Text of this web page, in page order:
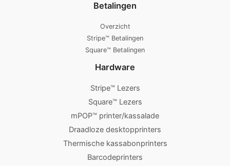
Betalingen
Overzicht
Stripe™ Betalingen
Square™ Betalingen
Hardware
Stripe™ Lezers
Square™ Lezers
mPOP™ printer/kassalade
Draadloze desktopprinters
Thermische kassabonprinters
Barcodeprinters